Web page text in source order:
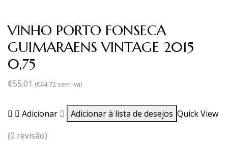
VINHO PORTO FONSECA
GUIMARAENS VINTAGE 2015
0,75
€55.01 (€44.72 sem iva)
Adicionar Adicionar à lista de desejos Quick View
(0 revisão)